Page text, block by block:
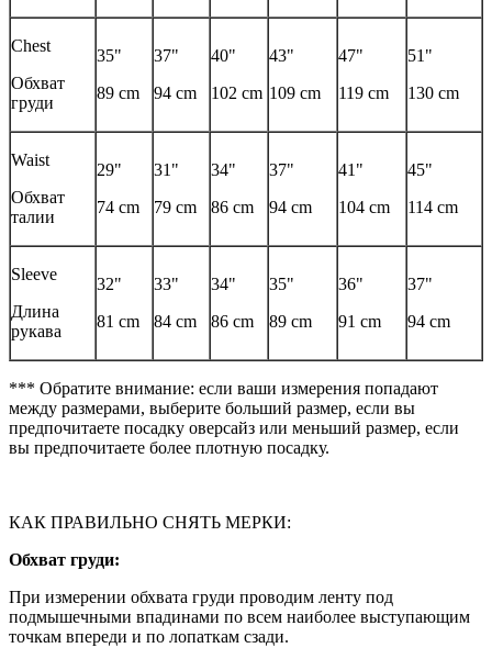
Chest
Обхват
груди
35"
89 cm
37"
94 cm
40"
102 cm
43"
109 cm
47"
119 cm
51"
130 cm
Waist
Обхват
талии
29"
74 cm
31"
79 cm
34"
86 cm
37"
94 cm
41"
104 cm
45"
114 cm
Sleeve
Длина
рукава
32"
81 cm
33"
84 cm
34"
86 cm
35"
89 cm
36"
91 cm
37"
94 cm
*** Обратите внимание: если ваши измерения попадают
между размерами, выберите больший размер, если вы
предпочитаете посадку оверсайз или меньший размер, если
вы предпочитаете более плотную посадку.
КАК ПРАВИЛЬНО СНЯТЬ МЕРКИ:
Обхват груди:
При измерении обхвата груди проводим ленту под
подмышечными впадинами по всем наиболее выступающим
точкам впереди и по лопаткам сзади.